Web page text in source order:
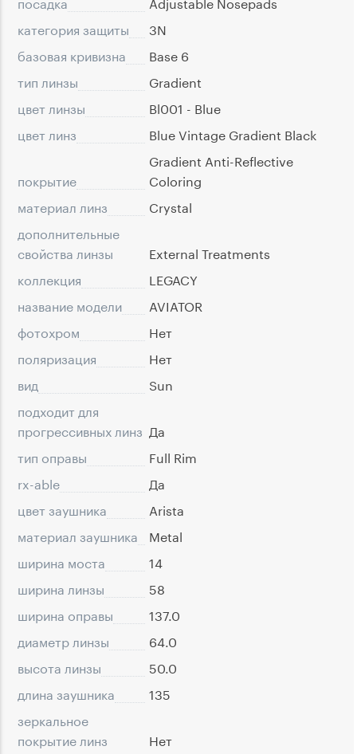
категория защиты
3N
базовая кривизна
Base 6
тип линзы
Gradient
цвет линзы
Bl001 - Blue
цвет линз
Blue Vintage Gradient Black
покрытие
Gradient Anti-Reflective
Coloring
материал линз
Crystal
дополнительные
свойства линзы
External Treatments
коллекция
LEGACY
название модели
AVIATOR
фотохром
Нет
поляризация
Нет
вид
Sun
подходит для
прогрессивных линз Да
тип оправы
Full Rim
rx-able
Да
цвет заушника
Arista
материал заушника
Metal
ширина моста
14
ширина линзы
58
ширина оправы
137.0
диаметр линзы
64.0
высота линзы
50.0
длина заушника
135
зеркальное
покрытие линз
Нет